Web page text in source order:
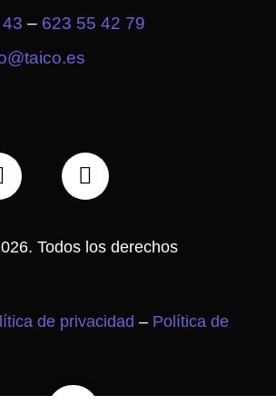
– 623 55 42 79
I
n
t
a
a
Todos los derechos
de privacidad – Política de